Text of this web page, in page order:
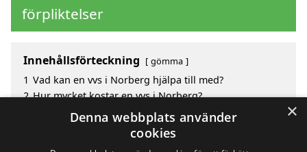
förpliktelser
Innehållsförteckning gömma
1 Vad kan en vvs i Norberg hjälpa till med?
2 Hur mycket kostar en vvs i Norberg?
Fördelar med att välja vvs i Norberg
Sök efter en skicklig vvs i de omgivande städerna
×
Denna webbplats använder
cookies